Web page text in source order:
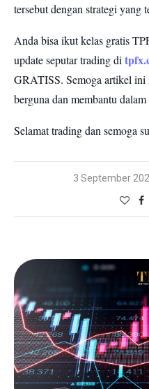
tersebut dengan strategi yang
Anda bisa ikut kelas gratis
update seputar trading di
GRATISS. Semoga artikel
berguna dan membantu
Selamat trading dan semoga
3 September